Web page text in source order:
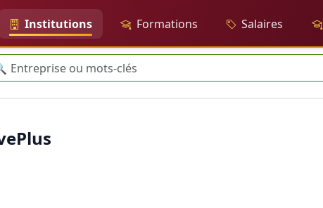
Institutions Formations Salaires